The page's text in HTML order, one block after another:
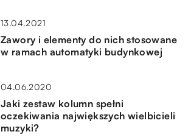
13.04.2021
Zawory i elementy do nich stosowane
w ramach automatyki budynkowej
04.06.2020
Jaki zestaw kolumn spełni
oczekiwania największych wielbicieli
muzyki?